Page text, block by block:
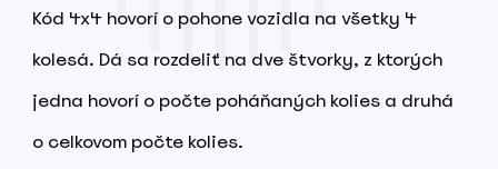
Kód 4x4 hovorí o pohone vozidla na všetky 4
kolesá. Dá sa rozdeliť na dve štvorky, z ktorých
jedna hovorí o počte poháňaných kolies a druhá
o celkovom počte kolies.